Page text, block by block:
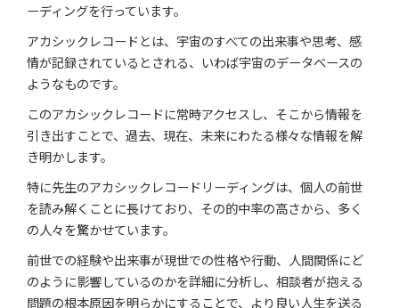
ーディングを行っています。
アカシックレコードとは、宇宙のすべての出来事や思考、感
情が記録されているとされる、いわば宇宙のデータベースの
ようなものです。
このアカシックレコードに常時アクセスし、そこから情報を
引き出すことで、過去、現在、未来にわたる様々な情報を解
き明かします。
特に先生のアカシックレコードリーディングは、個人の前世
を読み解くことに長けており、その的中率の高さから、多く
の人々を驚かせています。
前世での経験や出来事が現世での性格や行動、人間関係にど
のように影響しているのかを詳細に分析し、相談者が抱える
問題の根本原因を明らかにすることで、より良い人生を送る